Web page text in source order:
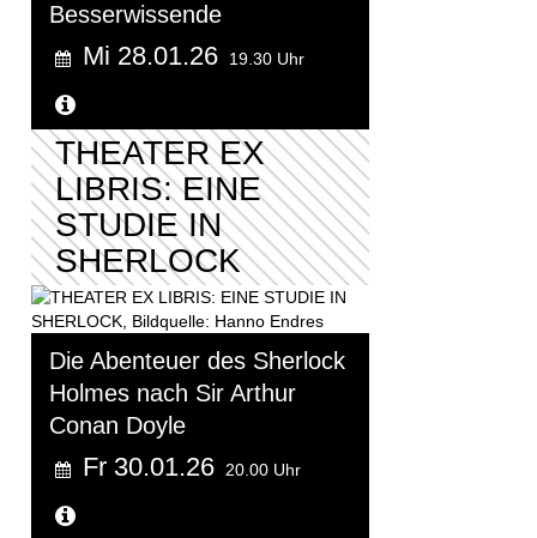
Besserwissende
Mi 28.01.26 19.30 Uhr
THEATER EX
LIBRIS: EINE
STUDIE IN
SHERLOCK
Die Abenteuer des Sherlock
Holmes nach Sir Arthur
Conan Doyle
Fr 30.01.26 20.00 Uhr